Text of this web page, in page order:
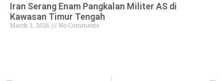
Iran Serang Enam Pangkalan Militer AS di
Kawasan Timur Tengah
March 3, 2026 No Comments